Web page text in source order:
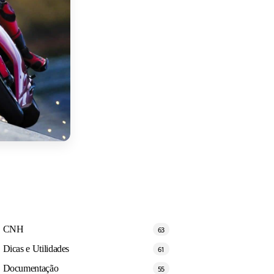
CNH 63
Dicas e Utilidades 61
Documentação 55